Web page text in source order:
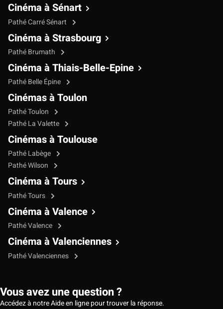
Cinéma à Sénart
Pathé Carré Sénart
Cinéma à Strasbourg
Pathé Brumath
Cinéma à Thiais-Belle-Epine
Pathé Belle Épine
Cinémas à Toulon
Pathé Toulon
Pathé La Valette
Cinémas à Toulouse
Pathé Labège
Pathé Wilson
Cinéma à Tours
Pathé Tours
Cinéma à Valence
Pathé Valence
Cinéma à Valenciennes
Pathé Valenciennes
Vous avez une question ?
Accédez à notre Aide en ligne pour trouver la réponse.